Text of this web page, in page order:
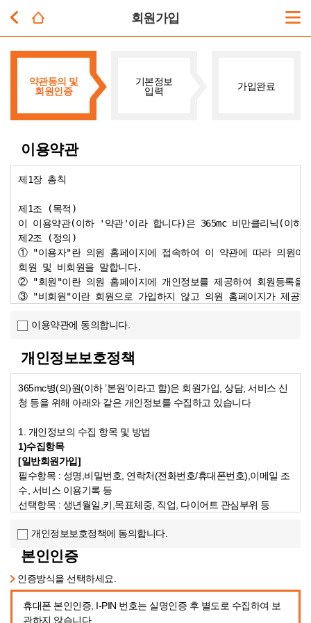
회원가입
약관동의 및
회원인증
기본정보
입력
가입완료
이용약관
제1장 총칙
제1조 (목적)
이 이용약관(이하 '약관'이라 합니다)은 365mc 비만클리닉(이
제2조 (정의)
① "이용자"란 의원 홈페이지에 접속하여 이 약관에 따라 의원이
회원 및 비회원을 말합니다.
② "회원"이란 의원 홈페이지에 개인정보를 제공하여 회원등록
③ "비회원"이란 회원으로 가입하지 않고 의원 홈페이지가 제공
특정개인을 식별할 수 있는 정보(당해 정보만으로는 특정 개인
제3조 (약관의 명시 및 개정)
① 의원은 이 약관의 내용과 상호, 소재지, 연락처(전화, 팩스,
자가 알 수 있도록 홈페이지의 초기 화면(전면)에 게시합니다.
② 의원은 관계법령을 위배하지 않는 범위에서 이 약관을 개정할
④ 의원이 약관을 개정할 경우에는 그 개정약관은 그 적용일자
에 이미 체결된 계약에 대해서는 개정전의 약관조항이 그대로
을 체결한 이용자가 개정약관 조항의 적용을 받기를 원하는 뜻
⑤ 이 약관에서 정하지 아니한 사항과 이 약관의 해석에 관하여
따릅니다.
제4조 (서비스의 제공 및 변경)
① 의원은 아래 각 호의 서비스를 제공합니다.
2. 홈페이지를 통해서 제공되는 상담 서비스
3. 기타 의원이 정하는 서비스
② 의원은 불가피한 사정이 있는 경우 제공하는 서비스의 내용
③ 의원은 서비스 내용의 변경으로 인하여 이용자가 입은 손해에
중과실이 있는 경우를 제외하고는 배상하지 아니합니다.
이용약관에 동의합니다.
개인정보보호정책
365mc병(의)원(이하 ’본원’이라고 함)은 회원가입, 상담, 서비스 신
청 등을 위해 아래와 같은 개인정보를 수집하고 있습니다
1. 개인정보의 수집 항목 및 방법
1)수집항목
[일반회원가입]
필수항목 : 성명,비밀번호, 연락처(전화번호/휴대폰번호),이메일 조
수, 서비스 이용기록 등
선택항목 : 생년월일,키,목표체중, 직업, 다이어트 관심부위 등
필수항목: 성명, 주민등록번호, 주소, 연락처(전화번호/휴대폰번
호), 이메일, 진료기록, 바이오정보,
병력, 가족력 등 진료서비스 제공을 위하여 의료진이 필요하다고
판단되는 개인정보
[진료비 수납]
신용카드 결제 시 카드사명, 카드번호 등 결제 승인정보
개인정보보호정책에 동의합니다.
본인인증
인증방식을 선택하세요.
휴대폰 본인인증, I-PIN 번호는 실명인증 후 별도로 수집하여 보
관하지 않습니다.